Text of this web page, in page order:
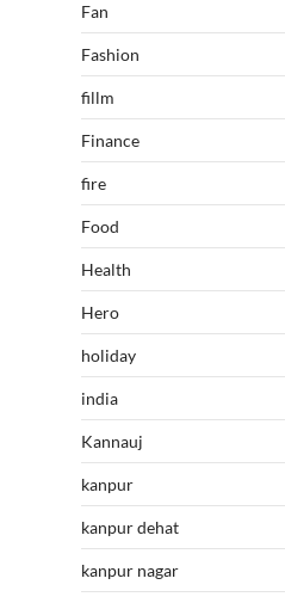
Fan
Fashion
fillm
Finance
fire
Food
Health
Hero
holiday
india
Kannauj
kanpur
kanpur dehat
kanpur nagar